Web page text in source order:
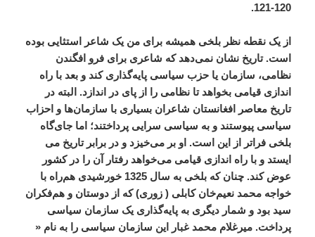
120-121.
از یک نقطه نظر بلخی همیشه برای من یک شاعر استثایی بوده
است.تاریخ نشان نمیدهد که شاعری برای فرو افگندن
نظامی، سازمان یا حزب سیاسی پایهگذاری کند و بعد با راه
اندازی قیامی بخواهد تا نظامی را از پای در اندازد. البته در
تاریخ معاصر افغانستان شاعران بسیاری با سازمانها و احزاب
سیاسی پیوستند و به سیاسی سرایی پرداختند؛ اما جایگاه
بلخی فراتر از این است. او بر میخیزد و در برابر تاریخ می
ایستد و با راه اندازی قیامی میخواهد رفتار آن را در کشور
عوض کند.چنان که بلخی به سال 1325 خورشیدی همراه با
خواجه محمد نعیمخان کابلی (زوری)که از دوستان و همفکران
سید بود و شمار دیگری به پایهگذاری یک سازمان سیاسی
پرداخت.میرغلام محمد غبار این سازمان سیاسی را به نام «